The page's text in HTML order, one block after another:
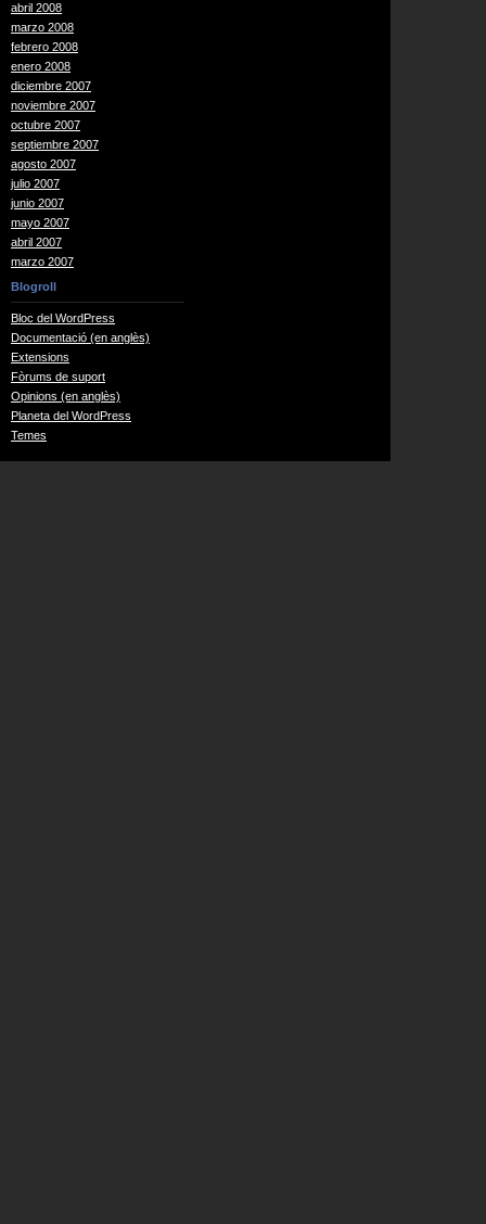
abril 2008
marzo 2008
febrero 2008
enero 2008
diciembre 2007
noviembre 2007
octubre 2007
septiembre 2007
agosto 2007
julio 2007
junio 2007
mayo 2007
abril 2007
marzo 2007
Blogroll
Bloc del WordPress
Documentació (en anglès)
Extensions
Fòrums de suport
Opinions (en anglès)
Planeta del WordPress
Temes